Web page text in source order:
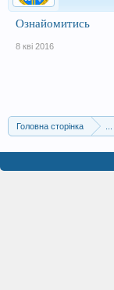
Ознайомитись
8 кві 2016
Головна сторінка